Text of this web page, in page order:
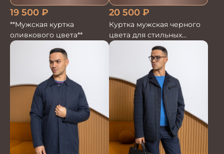
19 500 ₽
**Мужская куртка
оливкового цвета**
20 500 ₽
Куртка мужская черного
цвета для стильных
образов